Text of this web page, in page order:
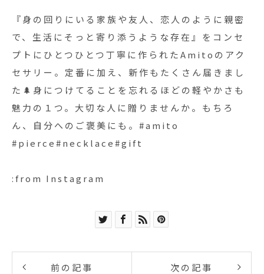
『身の回りにいる家族や友人、恋人のように親密
で、生活にそっと寄り添うような存在』をコンセ
プトにひとつひとつ丁寧に作られたAmitoのアク
セサリー。定番に加え、新作もたくさん届きまし
た🌲身につけてることを忘れるほどの軽やかさも
魅力の１つ。大切な人に贈りませんか。もちろ
ん、自分へのご褒美にも。#amito
#pierce#necklace#gift
:from Instagram
前の記事 次の記事